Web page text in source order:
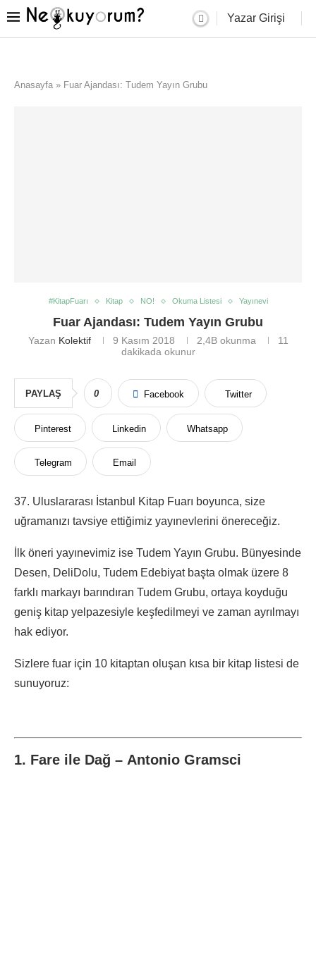
Yazar Girişi
Anasayfa » Fuar Ajandası: Tudem Yayın Grubu
#KitapFuarı Kitap NO! Okuma Listesi Yayınevi
Fuar Ajandası: Tudem Yayın Grubu
Yazan Kolektif 9 Kasım 2018 2,4Bokunma
11
dakikada okunur
PAYLAŞ 0 Facebook Twitter
Pinterest Linkedin Whatsapp
Telegram Email
37. Uluslararası İstanbul Kitap Fuarı boyunca, size
uğramanızı tavsiye ettiğimiz yayınevlerini önereceğiz.
İlk öneri yayınevimiz ise Tudem Yayın Grubu. Bünyesinde
Desen, DeliDolu, Tudem Edebiyat başta olmak üzere 8
farklı markayı barındıran Tudem Grubu, ortaya koyduğu
geniş kitap yelpazesiyle keşfedilmeyi ve zaman ayrılmayı
hak ediyor.
Sizlere fuar için 10 kitaptan oluşan kısa bir kitap listesi de
sunuyoruz:
1. Fare ile Dağ – Antonio Gramsci